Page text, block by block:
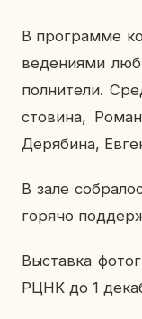
В про­грам­ме
ве­де­ни­я­ми
пол­ни­те­ли.
сто­ви­на,
Де­ря­би­на,
В зале
горячо
Вы­став­ка
РЦНК до 1